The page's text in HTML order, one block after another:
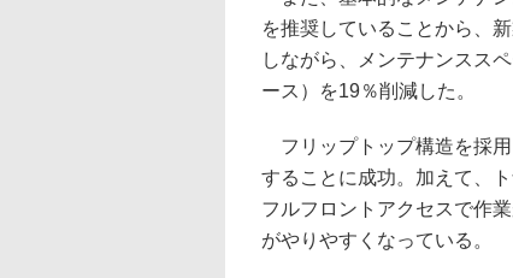
を推奨していることから、
しながら、メンテナンスス
ース）を19％削減した。
フリップトップ構造を採
することに成功。加えて、
フルフロントアクセスで作
がやりやすくなっている。